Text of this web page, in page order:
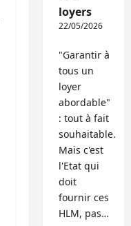
loyers
22/05/2026
"Garantir à
tous un
loyer
abordable"
: tout à fait
souhaitable.
Mais c'est
l'Etat qui
doit
fournir ces
HLM, pas…